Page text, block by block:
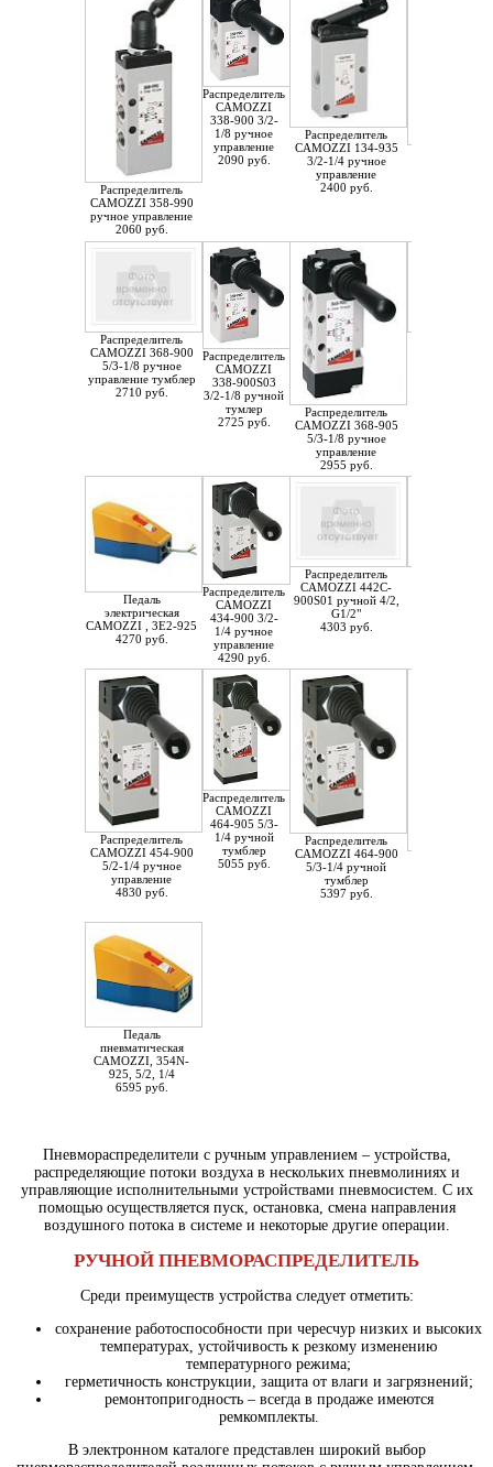
Распределитель
CAMOZZI 358-990
ручное управление
2060 руб.
Распределитель
CAMOZZI
338-900 3/2-
1/8 ручное
управление
2090 руб.
Распределитель
CAMOZZI 134-935
3/2-1/4 ручное
управление
2400 руб.
Распределитель
CAMOZZI 368-900
5/3-1/8 ручное
управление тумблер
2710 руб.
Распределитель
CAMOZZI
338-900S03
3/2-1/8 ручной
тумлер
2725 руб.
Распределитель
CAMOZZI 368-905
5/3-1/8 ручное
управление
2955 руб.
Педаль
электрическая
CAMOZZI , 3E2-925
4270 руб.
Распределитель
CAMOZZI
434-900 3/2-
1/4 ручное
управление
4290 руб.
Распределитель
CAMOZZI 442C-
900S01 ручной 4/2,
G1/2"
4303 руб.
Распределитель
CAMOZZI 454-900
5/2-1/4 ручное
управление
4830 руб.
Распределитель
CAMOZZI
464-905 5/3-
1/4 ручной
тумблер
5055 руб.
Распределитель
CAMOZZI 464-900
5/3-1/4 ручной
тумблер
5397 руб.
Педаль
пневматическая
CAMOZZI, 354N-
925, 5/2, 1/4
6595 руб.
Пневмораспределители с ручным управлением – устройства,
распределяющие потоки воздуха в нескольких пневмолиниях и
управляющие исполнительными устройствами пневмосистем. С их
помощью осуществляется пуск, остановка, смена направления
воздушного потока в системе и некоторые другие операции.
РУЧНОЙ ПНЕВМОРАСПРЕДЕЛИТЕЛЬ
Среди преимуществ устройства следует отметить:
сохранение работоспособности при чересчур низких и высоких
температурах, устойчивость к резкому изменению
температурного режима;
герметичность конструкции, защита от влаги и загрязнений;
ремонтопригодность – всегда в продаже имеются
ремкомплекты.
В электронном каталоге представлен широкий выбор